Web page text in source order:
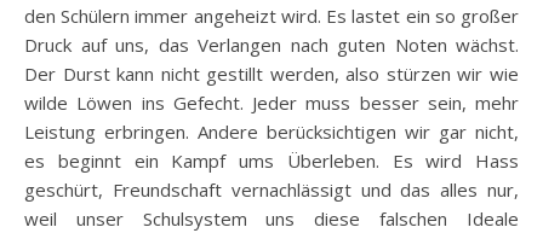
den Schülern immer angeheizt wird. Es lastet ein so großer
Druck auf uns, das Verlangen nach guten Noten wächst.
Der Durst kann nicht gestillt werden, also stürzen wir wie
wilde Löwen ins Gefecht. Jeder muss besser sein, mehr
Leistung erbringen. Andere berücksichtigen wir gar nicht,
es beginnt ein Kampf ums Überleben. Es wird Hass
geschürt, Freundschaft vernachlässigt und das alles nur,
weil unser Schulsystem uns diese falschen Ideale